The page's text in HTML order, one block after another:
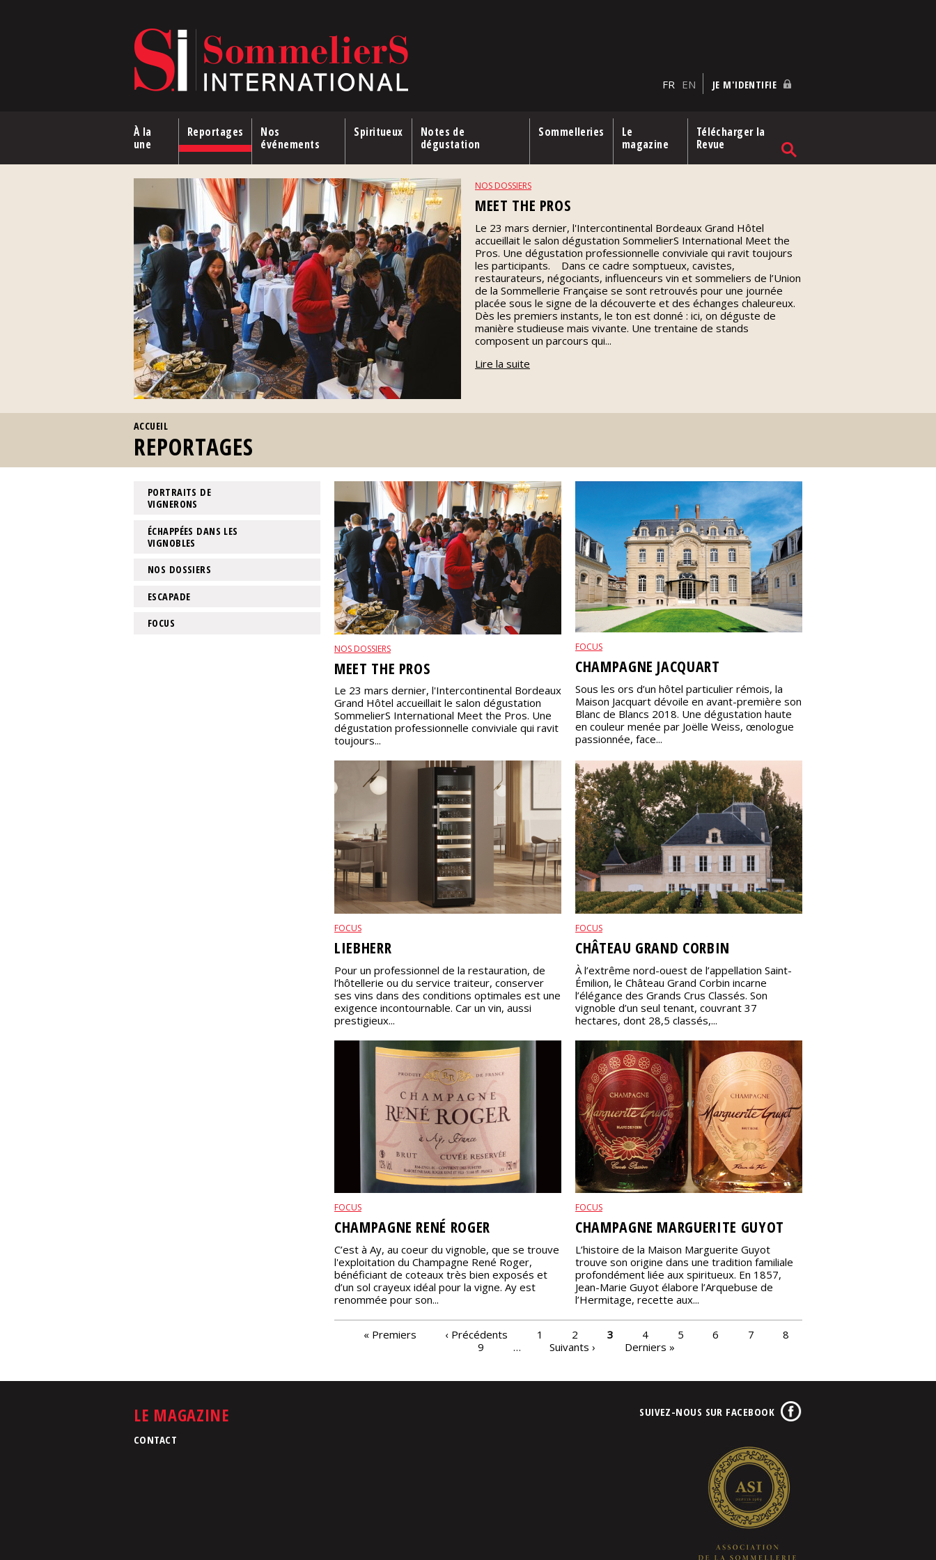
FR EN JE M'IDENTIFIE
À la
une
Reportages
Nos
événements
Spiritueux
Notes de
dégustation
Sommelleries
Le
magazine
Télécharger la
Revue
NOS DOSSIERS
MEET THE PROS
Le 23 mars dernier, l'Intercontinental Bordeaux Grand Hôtel
accueillait le salon dégustation SommelierS International Meet the
Pros. Une dégustation professionnelle conviviale qui ravit toujours
les participants. Dans ce cadre somptueux, cavistes,
restaurateurs, négociants, influenceurs vin et sommeliers de l’Union
de la Sommellerie Française se sont retrouvés pour une journée
placée sous le signe de la découverte et des échanges chaleureux.
Dès les premiers instants, le ton est donné : ici, on déguste de
manière studieuse mais vivante. Une trentaine de stands
composent un parcours qui...
Lire la suite
ACCUEIL
REPORTAGES
NOS DOSSIERS
MEET THE PROS
Le 23 mars dernier, l'Intercontinental Bordeaux
Grand Hôtel accueillait le salon dégustation
SommelierS International Meet the Pros. Une
dégustation professionnelle conviviale qui ravit
toujours...
FOCUS
CHAMPAGNE JACQUART
Sous les ors d’un hôtel particulier rémois, la
Maison Jacquart dévoile en avant-première son
Blanc de Blancs 2018. Une dégustation haute
en couleur menée par Joëlle Weiss, œnologue
passionnée, face...
FOCUS
LIEBHERR
Pour un professionnel de la restauration, de
l’hôtellerie ou du service traiteur, conserver
ses vins dans des conditions optimales est une
exigence incontournable. Car un vin, aussi
prestigieux...
FOCUS
CHÂTEAU GRAND CORBIN
À l’extrême nord-ouest de l’appellation Saint-
Émilion, le Château Grand Corbin incarne
l’élégance des Grands Crus Classés. Son
vignoble d’un seul tenant, couvrant 37
hectares, dont 28,5 classés,...
FOCUS
CHAMPAGNE RENÉ ROGER
C’est à Ay, au coeur du vignoble, que se trouve
l'exploitation du Champagne René Roger,
bénéficiant de coteaux très bien exposés et
d’un sol crayeux idéal pour la vigne. Ay est
renommée pour son...
FOCUS
CHAMPAGNE MARGUERITE GUYOT
L’histoire de la Maison Marguerite Guyot
trouve son origine dans une tradition familiale
profondément liée aux spiritueux. En 1857,
Jean-Marie Guyot élabore l’Arquebuse de
l’Hermitage, recette aux...
PAGES« Premiers ‹ Précédents 1 2 3 4 5 6 7
8
9
… Suivants › Derniers »
PORTRAITS DE
VIGNERONS
ÉCHAPPÉES DANS LES
VIGNOBLES
NOS DOSSIERS
ESCAPADE
FOCUS
LE MAGAZINE
CONTACT
SUIVEZ-NOUS SUR FACEBOOK